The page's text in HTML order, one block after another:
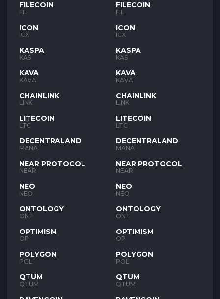
FILECOIN
FIL
ICON
ICX
KASPA
KAS
KAVA
KAVA
CHAINLINK
LINK
LITECOIN
LTC
DECENTRALAND
MANA
NEAR PROTOCOL
NEAR
NEO
NEO
ONTOLOGY
ONT
OPTIMISM
OP
POLYGON
POL
QTUM
QTUM
FILECOIN
FIL
ICON
ICX
KASPA
KAS
KAVA
KAVA
CHAINLINK
LINK
LITECOIN
LTC
DECENTRALAND
MANA
NEAR PROTOCOL
NEAR
NEO
NEO
ONTOLOGY
ONT
OPTIMISM
OP
POLYGON
POL
QTUM
QTUM